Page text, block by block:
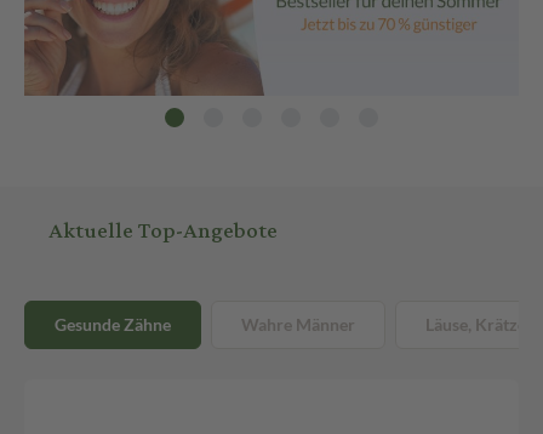
Aktuelle Top-Angebote
Gesunde Zähne Wahre Männer Läuse, Krätze